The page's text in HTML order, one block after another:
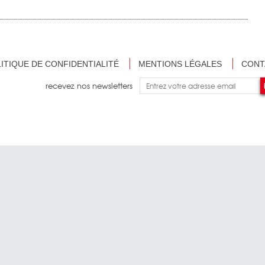
DE CONFIDENTIALITÉ MENTIONS LÉGALES
recevez nos newsletters